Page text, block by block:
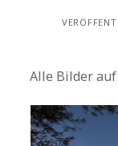
Alle Bilder